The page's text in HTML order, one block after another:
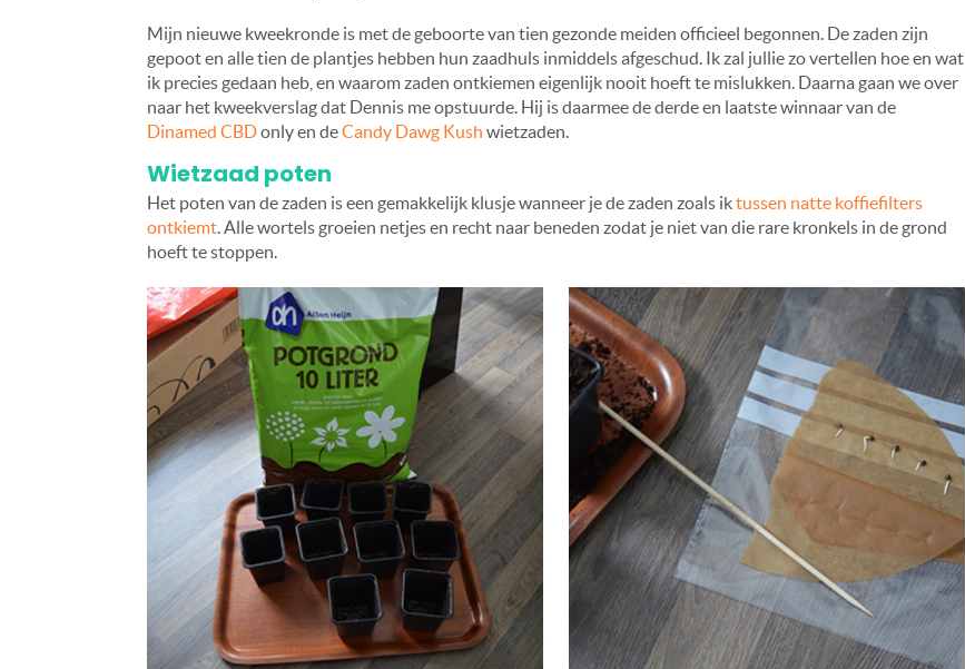
Mijn nieuwe kweekronde is met de geboorte van tien gezonde meiden officieel begonnen. De zaden zijn
gepoot en alle tien de plantjes hebben hun zaadhuls inmiddels afgeschud. Ik zal jullie zo vertellen hoe en wat
ik precies gedaan heb, en waarom zaden ontkiemen eigenlijk nooit hoeft te mislukken. Daarna gaan we over
naar het kweekverslag dat Dennis me opstuurde. Hij is daarmee de derde en laatste winnaar van de
Dinamed CBDonly en deCandy Dawg Kush wietzaden.
Wietzaad poten
Het poten van de zaden is een gemakkelijk klusje wanneer je de zaden zoals iktussen natte koffiefilters
ontkiemt. Alle wortels groeien netjes en recht naar beneden zodat je niet van die rare kronkels in de grond
hoeft te stoppen.